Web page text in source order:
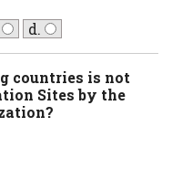
d.
countries is not
Sites by the